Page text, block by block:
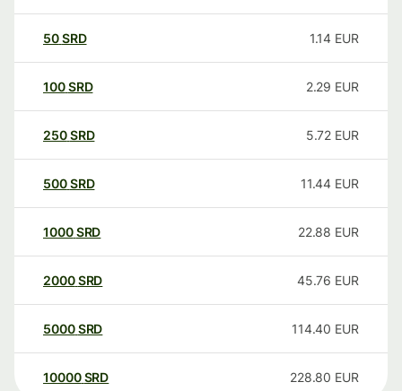
50SRD 1.14 EUR
100SRD 2.29 EUR
250SRD 5.72 EUR
500SRD 11.44 EUR
1000SRD 22.88 EUR
2000SRD 45.76 EUR
5000SRD 114.40 EUR
10000 SRD 228.80 EUR